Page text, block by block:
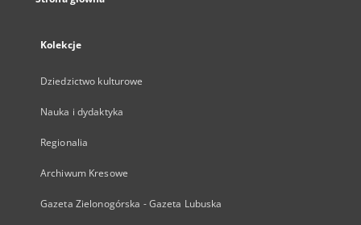
Kolekcje
Dziedzictwo kulturowe
Nauka i dydaktyka
Regionalia
Archiwum Kresowe
Gazeta Zielonogórska - Gazeta Lubuska